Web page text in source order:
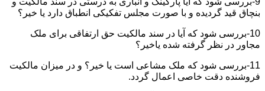
بنچاق قید گردیده و با صورت مجلس تفکیکی انطباق دارد یا خیر؟
10-بررسی شود که آیا در سند مالکیت حق ارتفاقی برای ملک
مجاور در نظر گرفته شده یاخیر؟
11-بررسی شود که ملک مشاعی است یا خیر؟ و در میزان مالکیت
فروشنده دقت خاصی اعمال گردد.